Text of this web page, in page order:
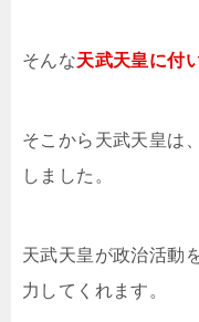
そんな天武天皇に付
そこから天武天皇は
しました。
天武天皇が政治活動
力してくれます。